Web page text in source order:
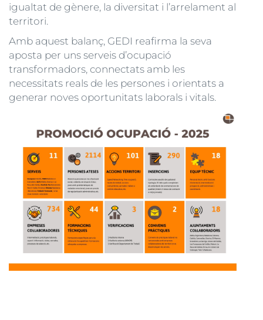
igualtat de gènere, la diversitat i l’arrelament al
territori.
Amb aquest balanç, GEDI reafirma la seva
aposta per uns serveis d’ocupació
transformadors, connectats amb les
necessitats reals de les persones i orientats a
generar noves oportunitats laborals i vitals.